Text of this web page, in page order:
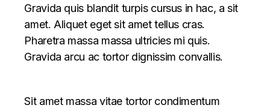
Gravida quis blandit turpis cursus in hac, a sit
amet. Aliquet eget sit amet tellus cras.
Pharetra massa massa ultricies mi quis.
Gravida arcu ac tortor dignissim convallis.
Sit amet massa vitae tortor condimentum